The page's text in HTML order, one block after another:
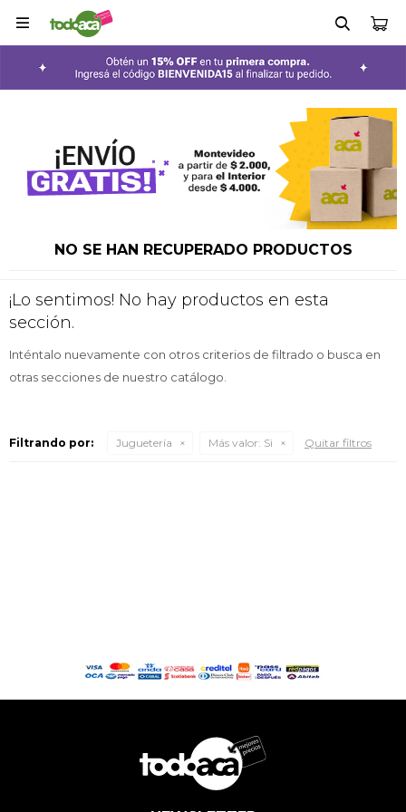

NO SE HAN RECUPERADO PRODUCTOS
¡Lo sentimos! No hay productos en esta
sección.
Inténtalo nuevamente con otros criterios de filtrado o busca en
otras secciones de nuestro catálogo.
Filtrando por: Juguetería Más valor: Si Quitar filtros